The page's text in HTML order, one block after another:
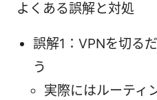
よくある誤解と対処
誤解1：VPNを切る
う
実際にはルーティ